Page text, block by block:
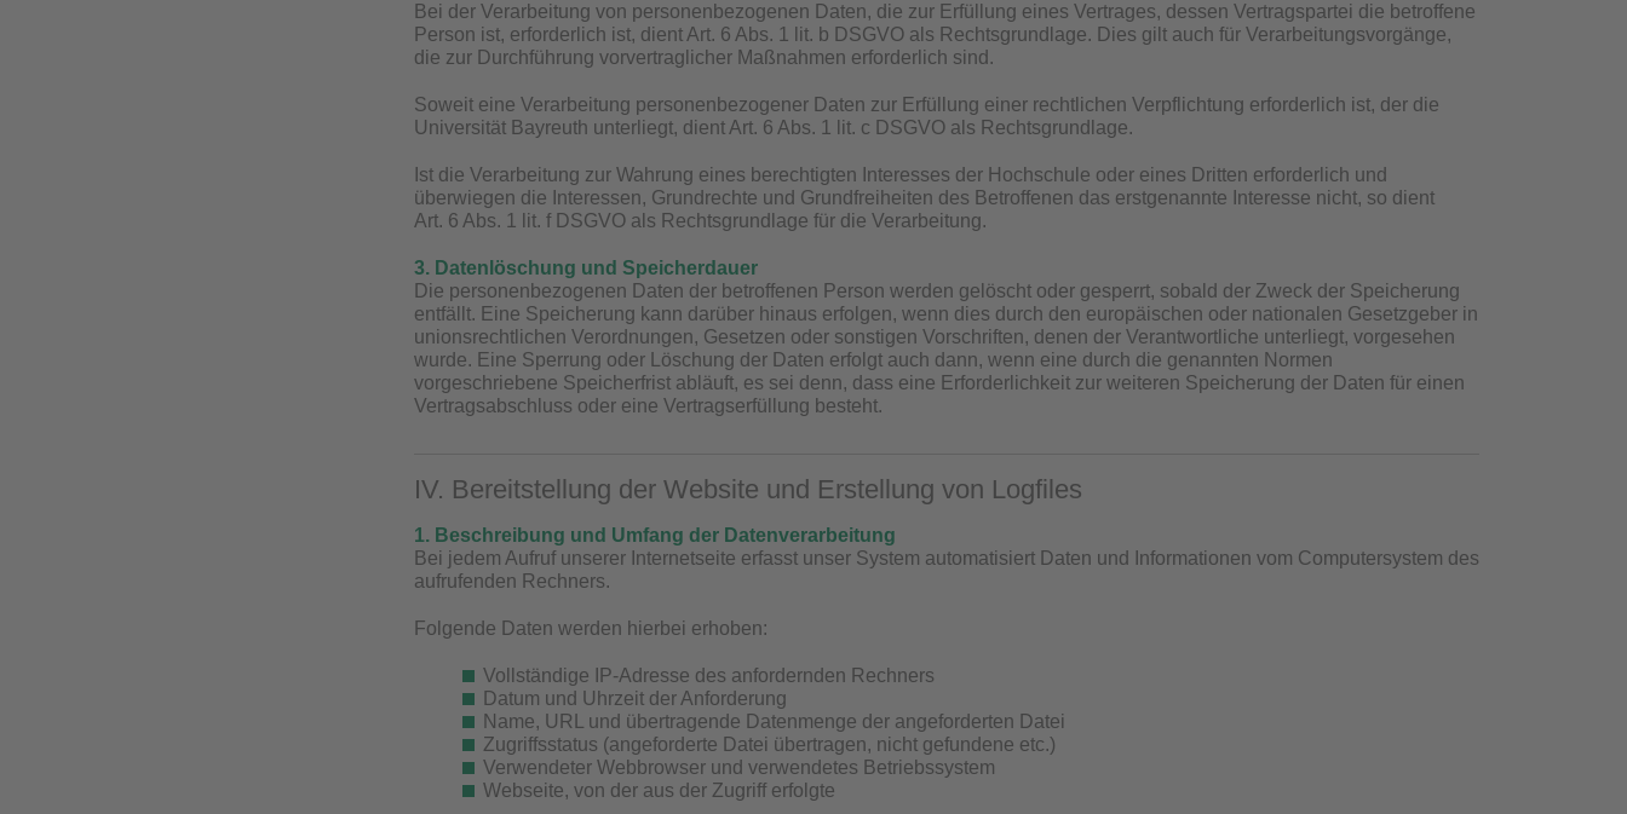
Bei der Verarbeitung von personenbezogenen Daten, die zur Erfüllung eines Vertrages, dessen Vertragspartei die betroffene
Person ist, erforderlich ist, dient Art. 6 Abs. 1 lit. b DSGVO als Rechtsgrundlage. Dies gilt auch für Verarbeitungsvorgänge,
die zur Durchführung vorvertraglicher Maßnahmen erforderlich sind.
Soweit eine Verarbeitung personenbezogener Daten zur Erfüllung einer rechtlichen Verpflichtung erforderlich ist, der die
Universität Bayreuth unterliegt, dient Art. 6 Abs. 1 lit. c DSGVO als Rechtsgrundlage.
Ist die Verarbeitung zur Wahrung eines berechtigten Interesses der Hochschule oder eines Dritten erforderlich und
überwiegen die Interessen, Grundrechte und Grundfreiheiten des Betroffenen das erstgenannte Interesse nicht, so dient
Art. 6 Abs. 1 lit. f DSGVO als Rechtsgrundlage für die Verarbeitung.
3. Datenlöschung und Speicherdauer
Die personenbezogenen Daten der betroffenen Person werden gelöscht oder gesperrt, sobald der Zweck der Speicherung
entfällt. Eine Speicherung kann darüber hinaus erfolgen, wenn dies durch den europäischen oder nationalen Gesetzgeber in
unionsrechtlichen Verordnungen, Gesetzen oder sonstigen Vorschriften, denen der Verantwortliche unterliegt, vorgesehen
wurde. Eine Sperrung oder Löschung der Daten erfolgt auch dann, wenn eine durch die genannten Normen
vorgeschriebene Speicherfrist abläuft, es sei denn, dass eine Erforderlichkeit zur weiteren Speicherung der Daten für einen
Vertragsabschluss oder eine Vertragserfüllung besteht.
IV. Bereitstellung der Website und Erstellung von Logfiles
1. Beschreibung und Umfang der Datenverarbeitung
Bei jedem Aufruf unserer Internetseite erfasst unser System automatisiert Daten und Informationen vom Computersystem des
aufrufenden Rechners.
Folgende Daten werden hierbei erhoben:
Vollständige IP-Adresse des anfordernden Rechners
Datum und Uhrzeit der Anforderung
Name, URL und übertragende Datenmenge der angeforderten Datei
Zugriffsstatus (angeforderte Datei übertragen, nicht gefundene etc.)
Verwendeter Webbrowser und verwendetes Betriebssystem
Webseite, von der aus der Zugriff erfolgte